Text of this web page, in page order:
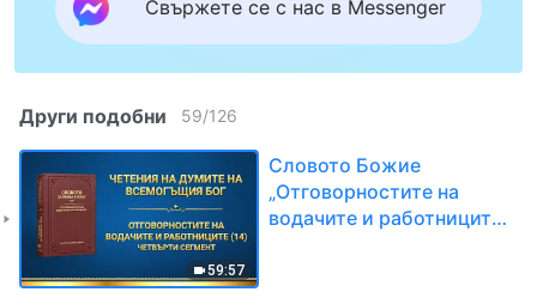
Свържете се с нас в Messenger
Други подобни 59/126
59:57
Словото Божие
„Отговорностите на
водачите и работниците